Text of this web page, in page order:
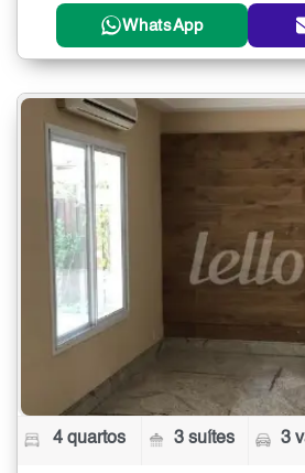
WhatsApp
4 quartos 3 suítes 3